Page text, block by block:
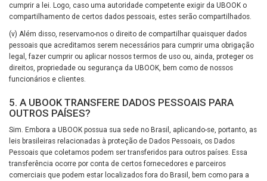
cumprir a lei. Logo, caso uma autoridade competente exigir da UBOOK o
compartilhamento de certos dados pessoais, estes serão compartilhados.
(v) Além disso, reservamo-nos o direito de compartilhar quaisquer dados
pessoais que acreditamos serem necessários para cumprir uma obrigação
legal, fazer cumprir ou aplicar nossos termos de uso ou, ainda, proteger os
direitos, propriedade ou segurança da UBOOK, bem como de nossos
funcionários e clientes.
5. A UBOOK TRANSFERE DADOS PESSOAIS PARA
OUTROS PAÍSES?
Sim. Embora a UBOOK possua sua sede no Brasil, aplicando-se, portanto, as
leis brasileiras relacionadas à proteção de Dados Pessoais, os Dados
Pessoais que coletamos podem ser transferidos para outros países. Essa
transferência ocorre por conta de certos fornecedores e parceiros
comerciais que podem estar localizados fora do Brasil, bem como para a